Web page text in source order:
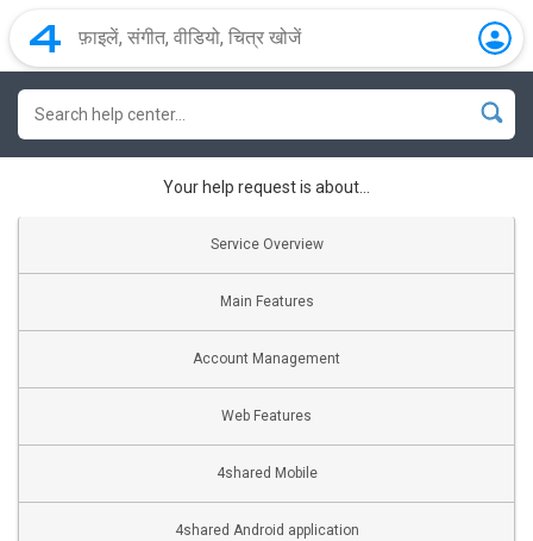
Your help request is about...
Service Overview
Main Features
Account Management
Web Features
4shared Mobile
4shared Android application